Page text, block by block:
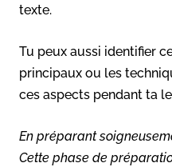
texte.
Tu peux aussi identifier
principaux ou les
ces aspects pendant ta
En préparant
Cette phase de